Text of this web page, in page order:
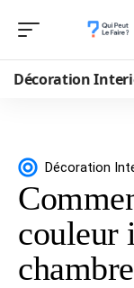
Décoration
Décoration
couleur